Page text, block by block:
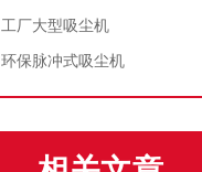
工厂大型吸尘机
环保脉冲式吸尘机